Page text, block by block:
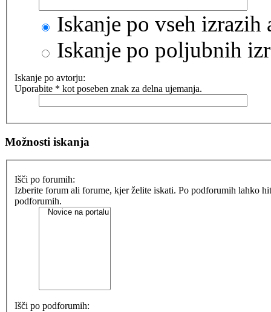
Iskanje po vseh izrazih
Iskanje po poljubnih
Iskanje po avtorju:
Uporabite * kot poseben znak za delna ujemanja.
Možnosti iskanja
Išči po forumih:
Izberite forum ali forume, kjer želite iskati. Po podforumih lahko
podforumih.
Išči po podforumih: